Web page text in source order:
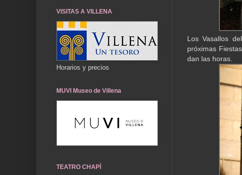
Los Vasallos
próximas
dan las horas.
VISITAS A VILLENA
Horarios y precios
MUVI Museo de Villena
TEATRO CHAPÍ